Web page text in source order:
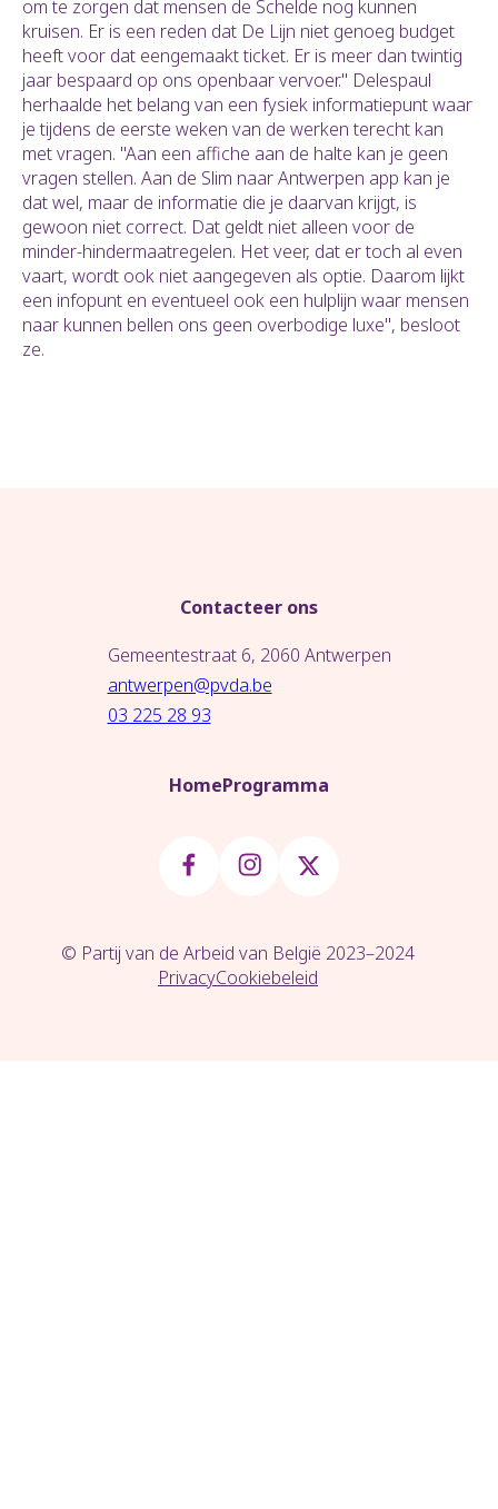
om te zorgen dat mensen de Schelde nog kunnen
kruisen. Er is een reden dat De Lijn niet genoeg budget
heeft voor dat eengemaakt ticket. Er is meer dan twintig
jaar bespaard op ons openbaar vervoer." Delespaul
herhaalde het belang van een fysiek informatiepunt waar
je tijdens de eerste weken van de werken terecht kan
met vragen. "Aan een affiche aan de halte kan je geen
vragen stellen. Aan de Slim naar Antwerpen app kan je
dat wel, maar de informatie die je daarvan krijgt, is
gewoon niet correct. Dat geldt niet alleen voor de
minder-hindermaatregelen. Het veer, dat er toch al even
vaart, wordt ook niet aangegeven als optie. Daarom lijkt
een infopunt en eventueel ook een hulplijn waar mensen
naar kunnen bellen ons geen overbodige luxe", besloot
ze.
Contacteer ons
Gemeentestraat 6, 2060 Antwerpen
antwerpen@pvda.be
03 225 28 93
HomeProgramma
© Partij van de Arbeid van België 2023–2024
PrivacyCookiebeleid